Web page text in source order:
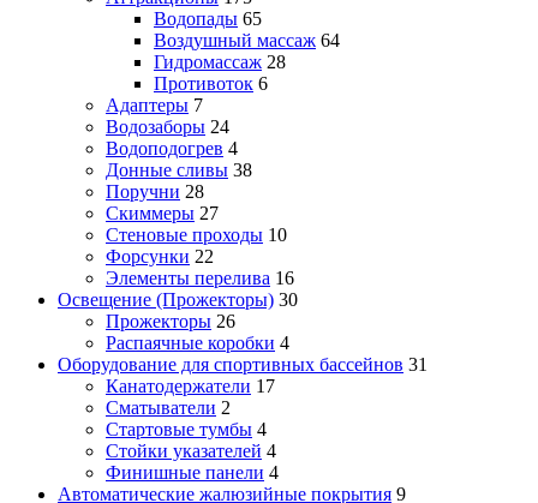
Водопады 65
Воздушный массаж 64
Гидромассаж 28
Противоток 6
Адаптеры 7
Водозаборы 24
Водоподогрев 4
Донные сливы 38
Поручни 28
Скиммеры 27
Стеновые проходы 10
Форсунки 22
Элементы перелива 16
Освещение (Прожекторы) 30
Прожекторы 26
Распаячные коробки 4
Оборудование для спортивных бассейнов 31
Канатодержатели 17
Сматыватели 2
Стартовые тумбы 4
Стойки указателей 4
Финишные панели 4
Автоматические жалюзийные покрытия 9